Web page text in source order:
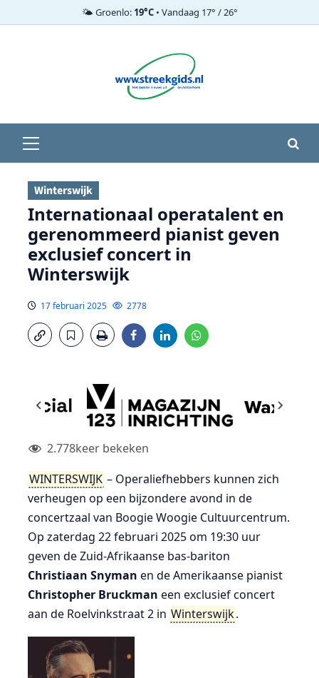
🌤️ Groenlo: 19°C• Vandaag 17° / 26°
menu
Winterswijk
Internationaal operatalent en
gerenommeerd pianist geven
exclusief concert in
Winterswijk
17 februari 2025 2778
2.778keer bekeken
WINTERSWIJK – Operaliefhebbers kunnen zich
verheugen op een bijzondere avond in de
concertzaal van Boogie Woogie Cultuurcentrum.
Op zaterdag 22 februari 2025 om 19:30 uur
geven de Zuid-Afrikaanse bas-bariton
Christiaan Snyman en de Amerikaanse pianist
Christopher Bruckman een exclusief concert
aan de Roelvinkstraat 2 in Winterswijk.